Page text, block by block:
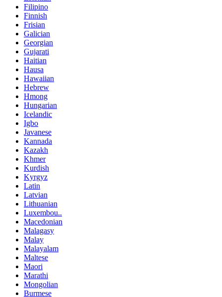
Filipino
Finnish
Frisian
Galician
Georgian
Gujarati
Haitian
Hausa
Hawaiian
Hebrew
Hmong
Hungarian
Icelandic
Igbo
Javanese
Kannada
Kazakh
Khmer
Kurdish
Kyrgyz
Latin
Latvian
Lithuanian
Luxembou..
Macedonian
Malagasy
Malay
Malayalam
Maltese
Maori
Marathi
Mongolian
Burmese